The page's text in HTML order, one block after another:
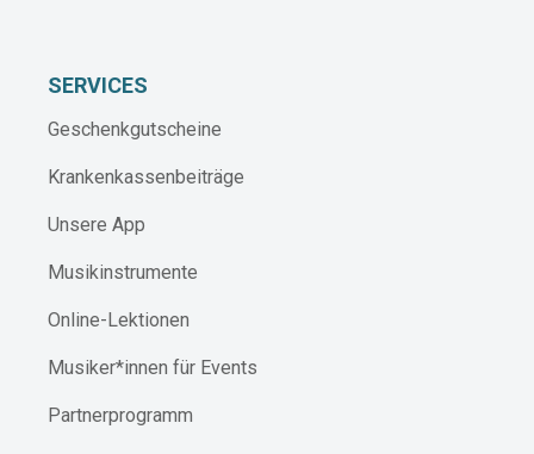
SERVICES
Geschenkgutscheine
Krankenkassenbeiträge
Unsere App
Musikinstrumente
Online-Lektionen
Musiker*innen für Events
Partnerprogramm